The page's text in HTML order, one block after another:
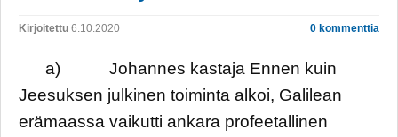
Kirjoitettu 6.10.2020 0 kommenttia
a) Johannes kastaja Ennen kuin
Jeesuksen julkinen toiminta alkoi, Galilean
erämaassa vaikutti ankara profeetallinen